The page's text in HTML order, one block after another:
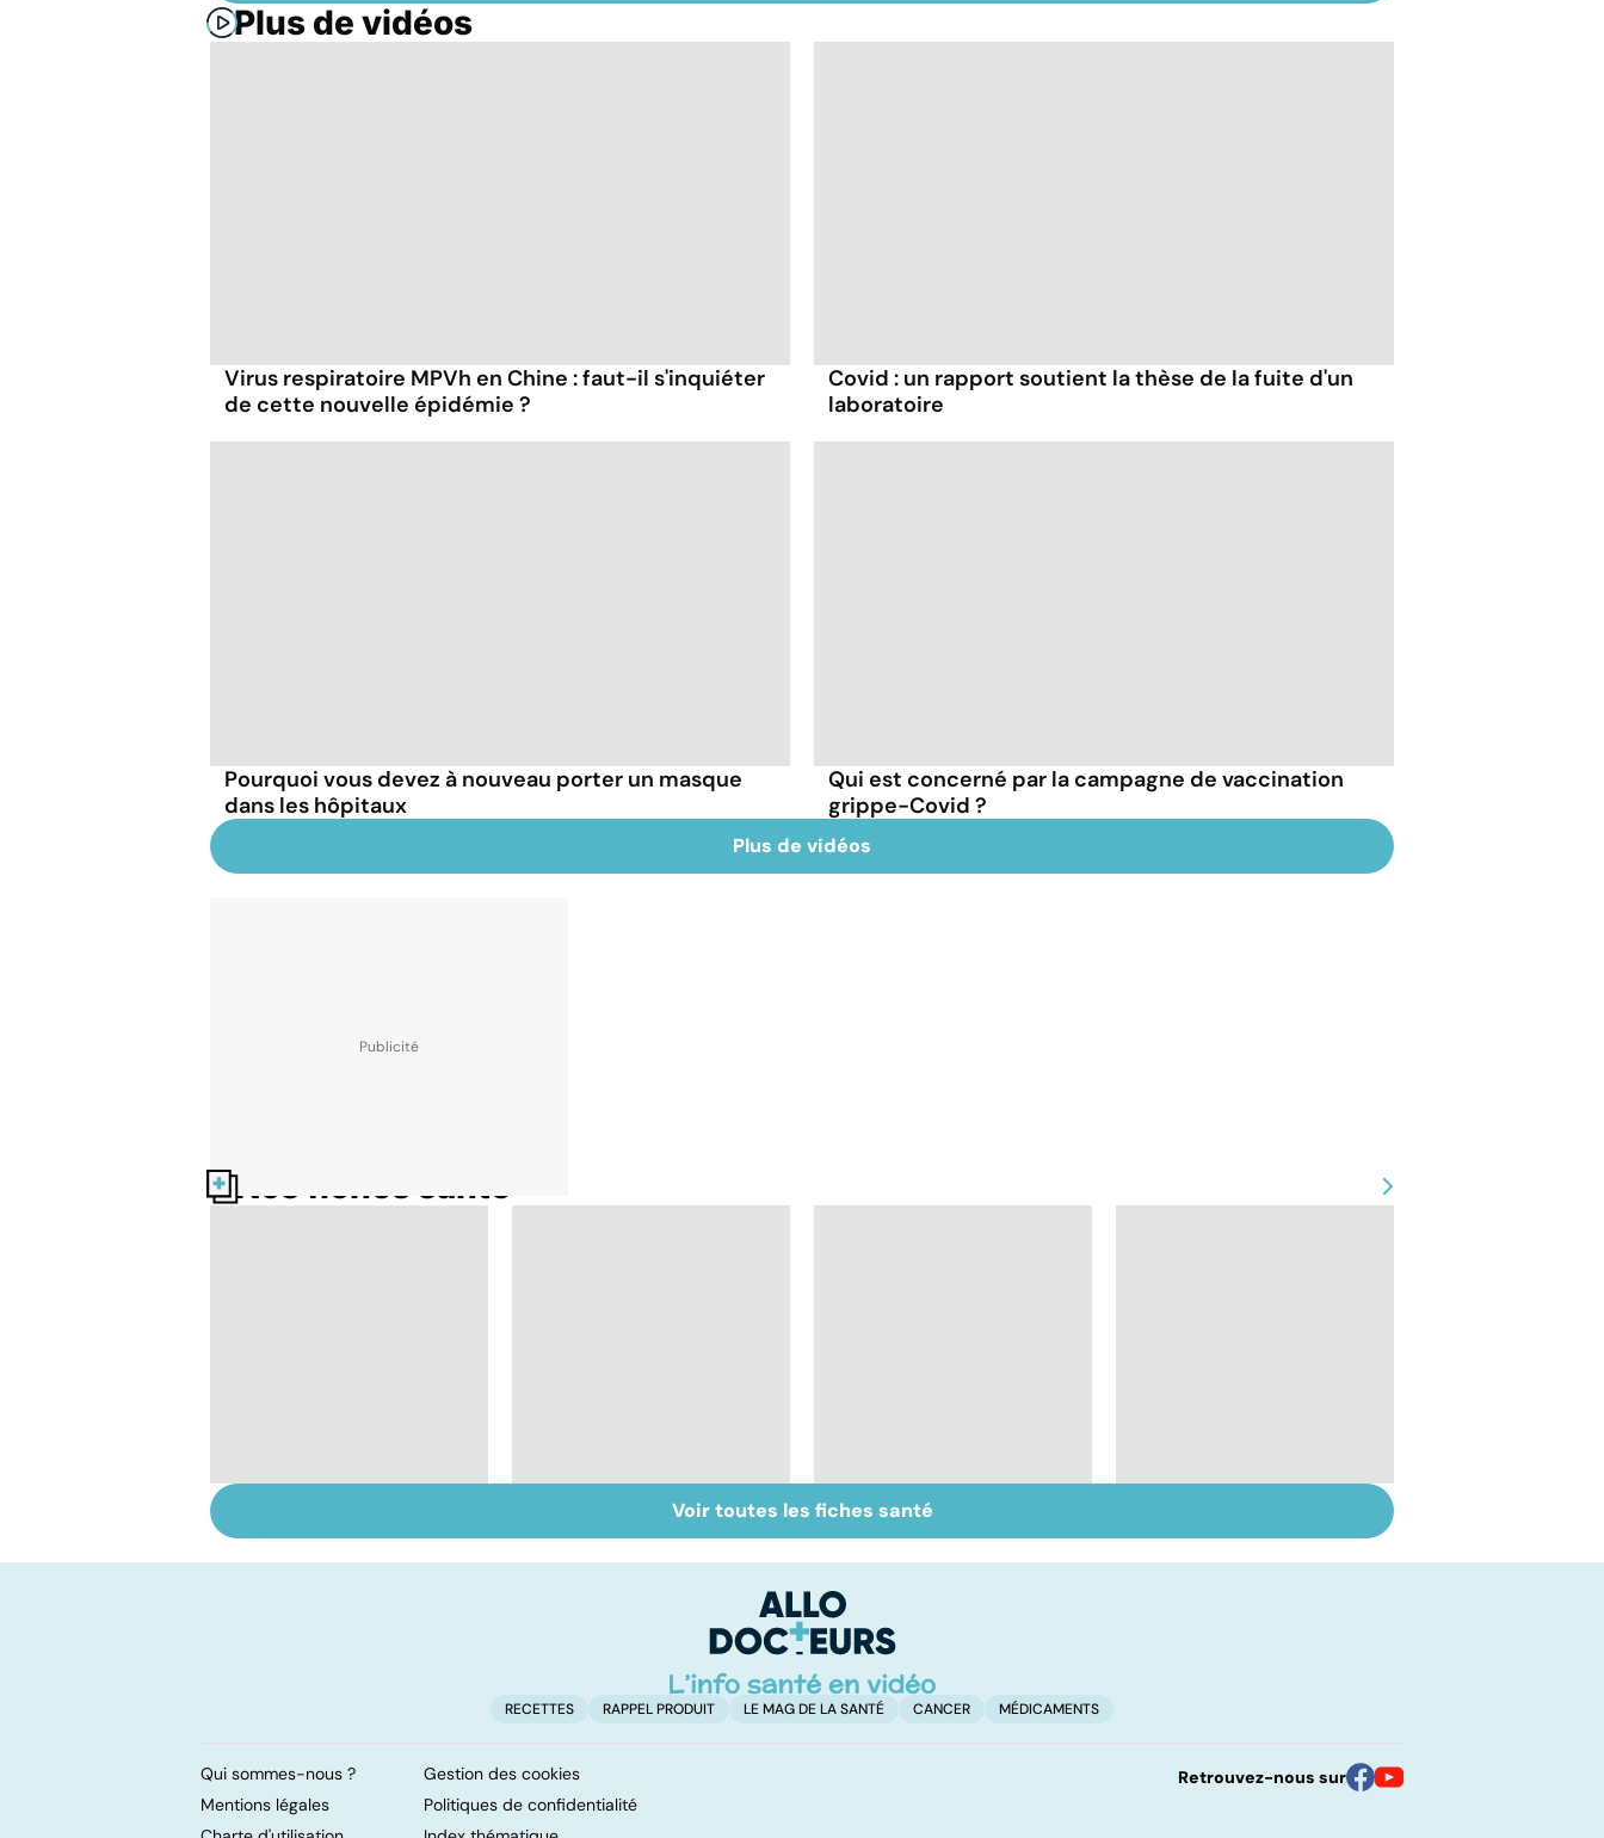
Plus de vidéos
Virus respiratoire MPVh en Chine : faut-il s'inquiéter
de cette nouvelle épidémie ?
Covid : un rapport soutient la thèse de la fuite d'un
laboratoire
Pourquoi vous devez à nouveau porter un masque
dans les hôpitaux
Qui est concerné par la campagne de vaccination
grippe-Covid ?
Plus de vidéos
Nos fiches santé
infections
Covid-19 : tout savoir
sur la maladie
Inflammation des
amygdales : que faire
passage à l'acte
Voir toutes les fiches santé
RECETTES RAPPEL PRODUIT LE MAG DE LA SANTÉ CANCER MÉDICAMENTS
Qui sommes-nous ?
Gestion des cookies
Mentions légales
Politiques de confidentialité
Retrouvez-nous sur